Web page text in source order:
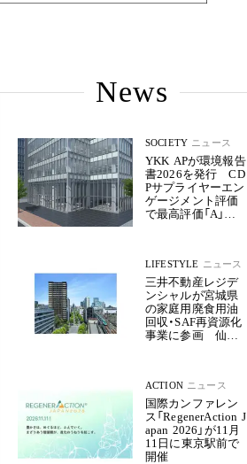
News
SOCIETY ニュース
YKK APが環境報告
書2026を発行 CD
Pサプライヤーエン
ゲージメント評価
で最高評価「A」を
LIFESTYLE ニュース
三井不動産レジデ
ンシャルが宮城県
の家庭用廃食用油
回収・SAF再資源化
事業に参画 仙台
ACTION ニュース
国際カンファレン
ス「RegenerAction J
apan 2026」が11月
11日に東京駅前で
開催